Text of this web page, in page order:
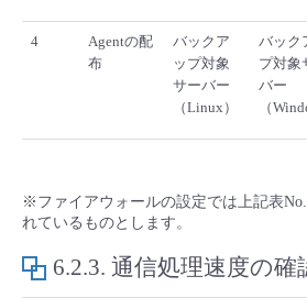
4
Agentの配
布
バックア
ップ対象
サーバー
（Linux）
バック
プ対象
バー
（
※ファイアウォールの設定では上記表
れているものとします。
6.2.3. 通信処理速度の確